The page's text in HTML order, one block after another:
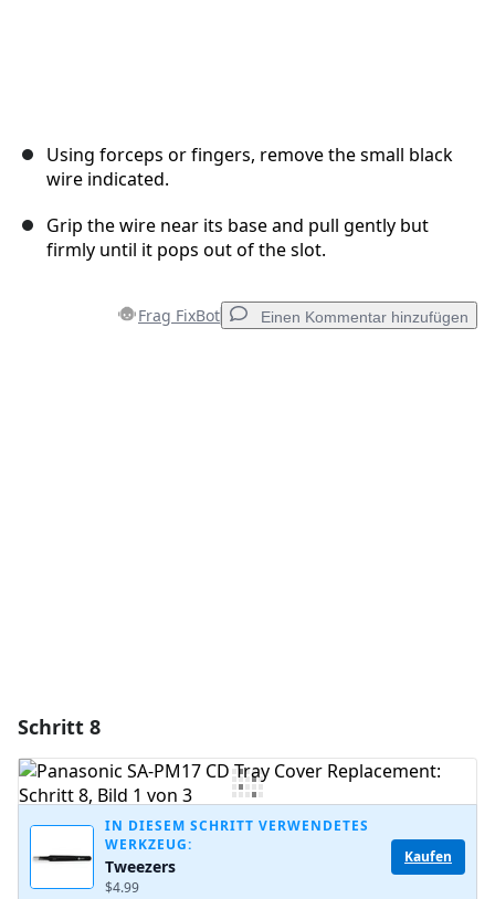
Using forceps or fingers, remove the small black
wire indicated.
Grip the wire near its base and pull gently but
firmly until it pops out of the slot.
Frag FixBot Einen Kommentar hinzufügen
Schritt 8
IN DIESEM SCHRITT VERWENDETES
WERKZEUG:
Tweezers
$4.99
Kaufen